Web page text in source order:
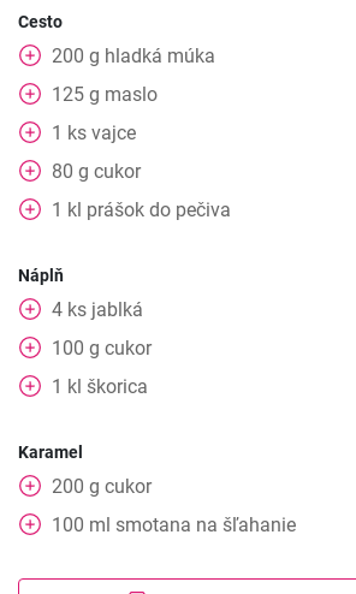
Cesto
200 g hladká múka
125 g maslo
1 ks vajce
80 g cukor
1 kl prášok do pečiva
Náplň
4 ks jablká
100 g cukor
1 kl škorica
Karamel
200 g cukor
100 ml smotana na šľahanie